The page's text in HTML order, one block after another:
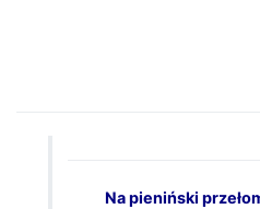
Na pieniński